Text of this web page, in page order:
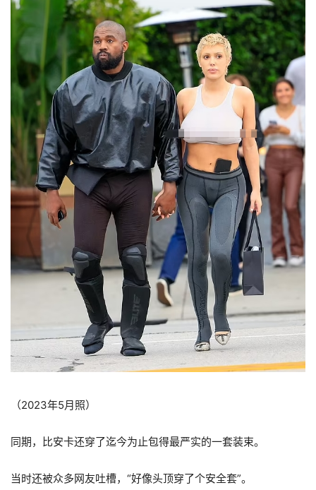
（2023年5月照）
同期，比安卡还穿了迄今为止包得最严实的一套装束。
当时还被众多网友吐槽，“好像头顶穿了个安全套”。